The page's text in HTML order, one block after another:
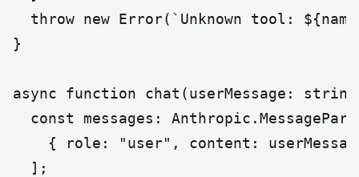
throw new Error(`Unknown tool:
}
async function chat(userMessage:
const messages:
{ role: "user", content:
  ];